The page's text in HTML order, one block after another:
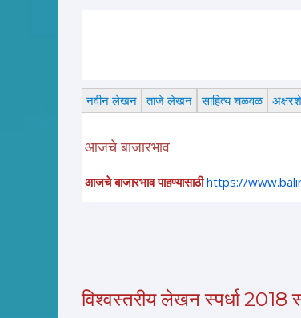
नवीन लेखन ताजे लेखन साहित्य चळवळ
आजचे बाजारभाव
आजचे बाजारभाव पाहण्यासाठी https://
विश्वस्तरीय लेखन स्पर्धा 2018